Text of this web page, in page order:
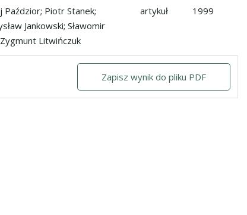
na Lubelszczyznę jałowic ras mięsnych red angus i
Paździor; Piotr Stanek;
Jankowski; Sławomir
Litwińczuk
artykuł 1999
Zapisz wynik do pliku PDF